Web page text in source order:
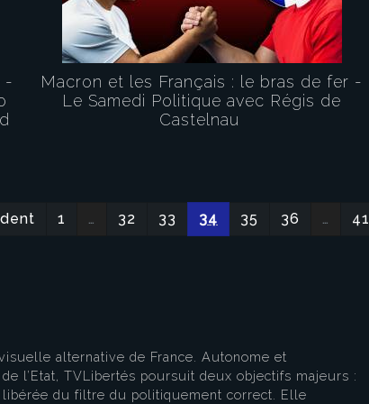
des cookies
-
Macron et les Français : le bras de fer -
Le Samedi Politique avec Régis de
Castelnau
1 … 32 33 34 35 36 … 41
alternative de France. Autonome et
l’Etat, TVLibertés poursuit deux objectifs majeurs :
du filtre du politiquement correct. Elle